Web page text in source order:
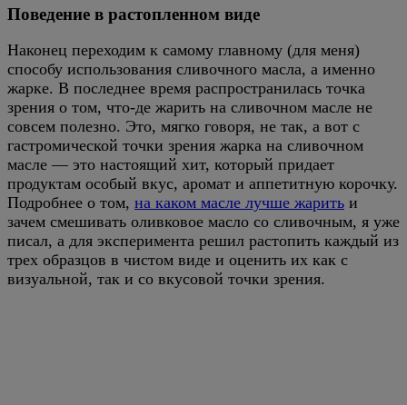
Поведение в растопленном виде
Наконец переходим к самому главному (для меня)
способу использования сливочного масла, а именно
жарке. В последнее время распространилась точка
зрения о том, что-де жарить на сливочном масле не
совсем полезно. Это, мягко говоря, не так, а вот с
гастромической точки зрения жарка на сливочном
масле — это настоящий хит, который придает
продуктам особый вкус, аромат и аппетитную корочку.
Подробнее о том, на каком масле лучше жарить и
зачем смешивать оливковое масло со сливочным, я уже
писал, а для эксперимента решил растопить каждый из
трех образцов в чистом виде и оценить их как с
визуальной, так и со вкусовой точки зрения.